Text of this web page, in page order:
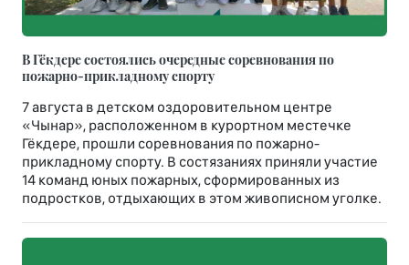
В Гёкдере состоялись очередные соревнования по
пожарно-прикладному спорту
7 августа в детском оздоровительном центре
«Чынар», расположенном в курортном местечке
Гёкдере, прошли соревнования по пожарно-
прикладному спорту. В состязаниях приняли участие
14 команд юных пожарных, сформированных из
подростков, отдыхающих в этом живописном уголке.